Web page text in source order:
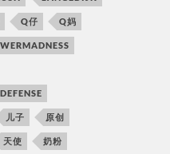
Q仔 Q妈
儿子 原创
天使 奶粉